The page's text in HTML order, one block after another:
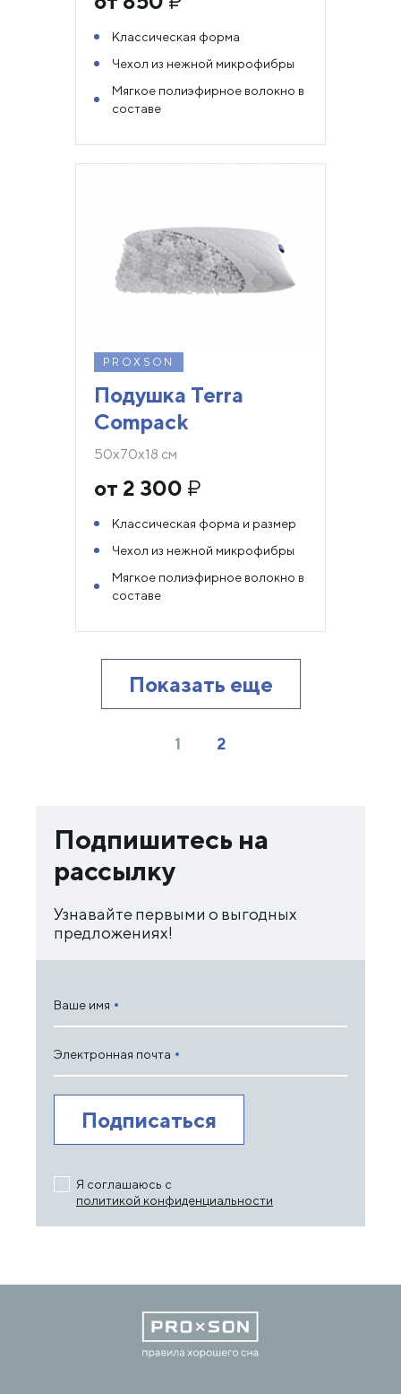
Классическая форма
Чехол из нежной микрофибры
Мягкое полиэфирное волокно в
составе
PROXSON
Подушка Terra
Compack
50х70х18 см
от 2 300 ₽
Классическая форма и размер
Чехол из нежной микрофибры
Мягкое полиэфирное волокно в
составе
Показать еще
1 2
Подпишитесь на
рассылку
Узнавайте первыми о выгодных
предложениях!
Ваше имя
Электронная почта
Я соглашаюсь с
политикой конфиденциальности